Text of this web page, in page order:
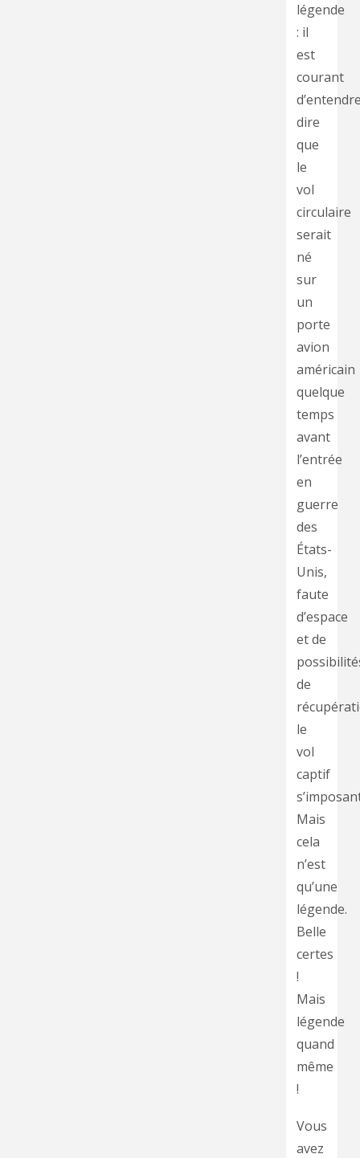
légende
: il
est
courant
dire
que
le
vol
circulaire
serait
né
sur
un
porte
avion
américain
quelque
temps
avant
l’entrée
en
guerre
des
États-
Unis,
faute
d’espace
et de
de
le
vol
captif
Mais
cela
n’est
qu’une
légende.
Belle
certes
!
Mais
légende
quand
même
!
Vous
avez